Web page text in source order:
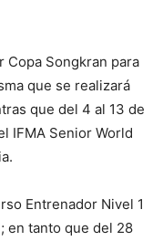
Copa Songkran para
que se realizará
que del 4 al 13 de
IFMA Senior World
Entrenador Nivel 1
en tanto que del 28